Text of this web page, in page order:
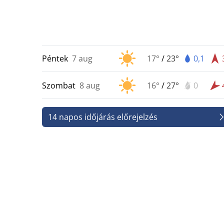
Péntek 7 aug 17° /23° 0,1
Szombat 8 aug 16° /27° 0
14 napos időjárás előrejelzés